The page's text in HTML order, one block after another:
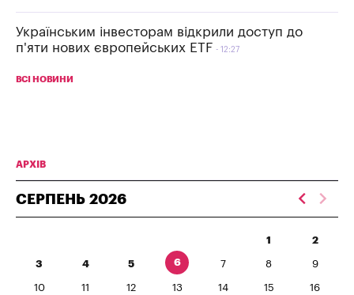
Українським інвесторам відкрили доступ до
п'яти нових європейських ETF
12:27
ВСІ НОВИНИ
АРХІВ
СЕРПЕНЬ 2026
1 2
3 4 5 6 7 8 9
10 11 12 13 14 15 16